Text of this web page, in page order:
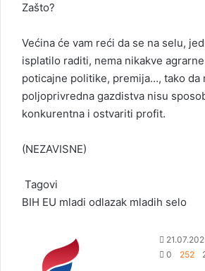
Zašto?
Većina će vam reći da se na selu,
isplatilo raditi, nema nikakve
poticajne politike, premija…, tako da
poljoprivredna gazdistva nisu
konkurentna i ostvariti profit.
(NEZAVISNE)
Tagovi
BIH EU mladi odlazak mladih selo
0
252